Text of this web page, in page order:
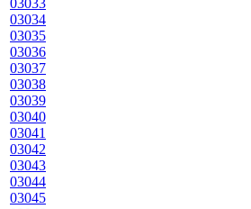
03033
03034
03035
03036
03037
03038
03039
03040
03041
03042
03043
03044
03045